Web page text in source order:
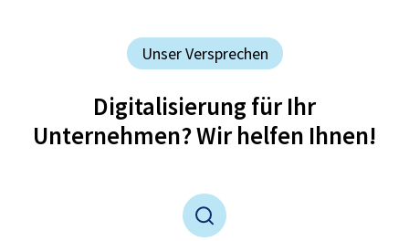
Unser Versprechen
Digitalisierung für Ihr
Unternehmen? Wir helfen Ihnen!